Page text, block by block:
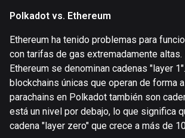
Polkadot vs. Ethereum
Ethereum ha tenido problemas para
con tarifas de gas extremadamente
Ethereum se denominan cadenas "layer
blockchains únicas que operan de forma
parachains en Polkadot también son
está un nivel por debajo, lo que significa
cadena "layer zero" que crece a más de